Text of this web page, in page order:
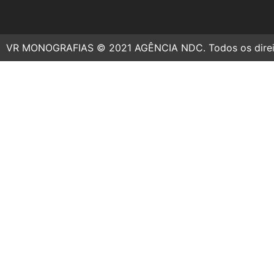
VR MONOGRAFIAS © 2021 AGÊNCIA NDC. Todos os